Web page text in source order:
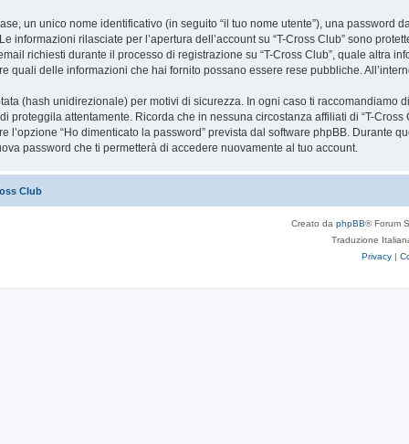
un unico nome identificativo (in seguito “il tuo nome utente”), una
informazioni rilasciate per l’apertura dell’account su “T-Cross Club” sono
richiesti durante il processo di registrazione su “T-Cross Club”, quale altra
quali delle informazioni che hai fornito possano essere rese pubbliche.
(hash unidirezionale) per motivi di sicurezza. In ogni caso ti
proteggila attentamente. Ricorda che in nessuna circostanza affiliati di “T-
l’opzione “Ho dimenticato la password” prevista dal software phpBB.
password che ti permetterà di accedere nuovamente al tuo account.
Club
Creato da phpBB® Forum
Traduzione
Privacy |